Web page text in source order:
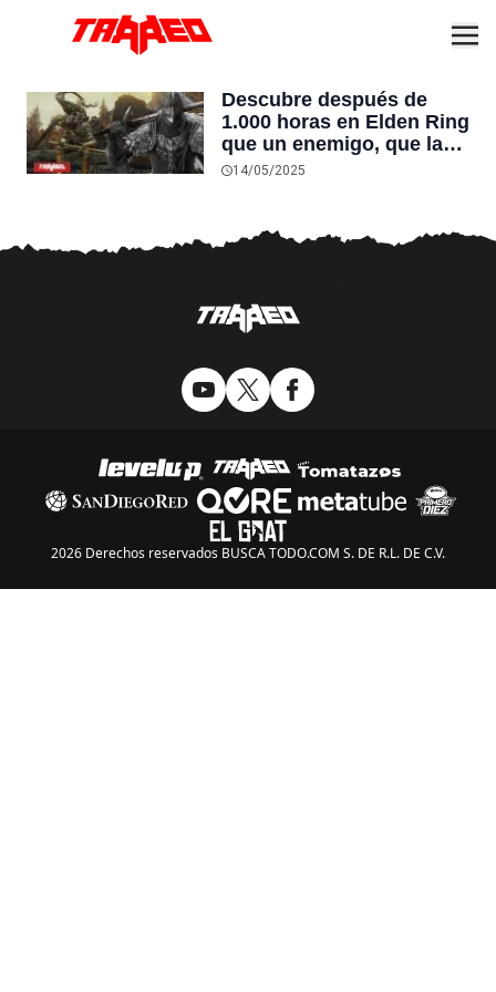
Descubre después de
1.000 horas en Elden Ring
que un enemigo, que la
mayoría derrota de un
14/05/2025
2026 Derechos reservados BUSCA TODO.COM S. DE R.L. DE C.V.